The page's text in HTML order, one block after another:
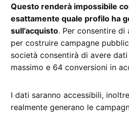
Questo renderà impossibile
esattamente quale profilo ha
sull’acquisto. Per consentire
per costruire campagne
società consentirà di avere
massimo e 64 conversioni in
I dati saranno accessibili,
realmente generano le